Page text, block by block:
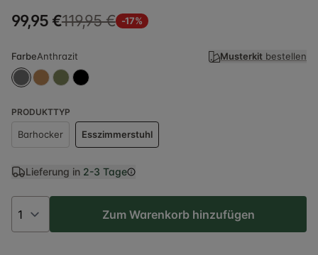
99,95 €119,95 € -17%
FarbeAnthrazit Musterkit bestellen
PRODUKTTYP
Barhocker Esszimmerstuhl
Lieferung in 2-3 Tage
Zum Warenkorb hinzufügen